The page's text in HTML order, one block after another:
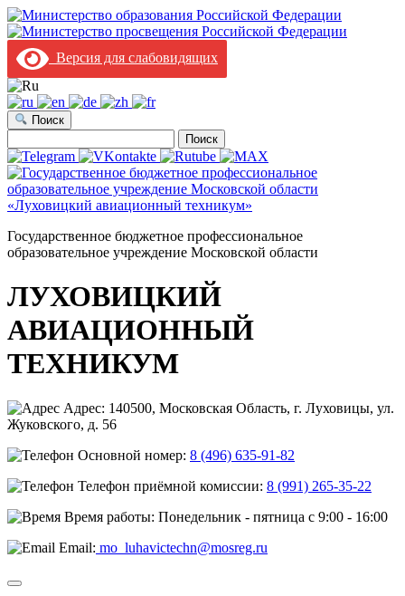
Версия для слабовидящих
Поиск
Государственное бюджетное профессиональное
образовательное учреждение Московской области
ЛУХОВИЦКИЙ
АВИАЦИОННЫЙ
ТЕХНИКУМ
Адрес: 140500, Московская Область, г. Луховицы, ул.
Жуковского, д. 56
Основной номер: 8 (496) 635-91-82
Телефон приёмной комиссии: 8 (991) 265-35-22
Время работы: Понедельник - пятница с 9:00 - 16:00
Email: mo_luhavictechn@mosreg.ru